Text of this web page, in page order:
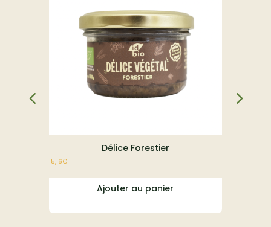
Délice Forestier
5,16€
Ajouter au panier